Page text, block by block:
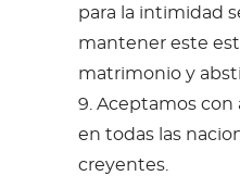
para la intimidad
mantener este
matrimonio y
9. Aceptamos con
en todas las
creyentes.